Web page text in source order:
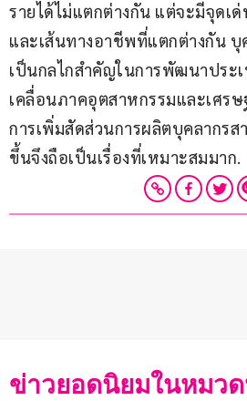
รายได้ไม่แตกต่างกัน แต่จะมีจุดเ
และเส้นทางอาชีพที่แตกต่างกัน บุ
เป็นกลไกสำคัญในการพัฒนาประ
เคลื่อนภาคอุตสาหกรรมและเศร
การเพิ่มสัดส่วนการผลิตบุคลากร
ขึ้นจึงถือเป็นเรื่องที่เหมาะสมมาก.
ข่าวยอดนิยมในหมว